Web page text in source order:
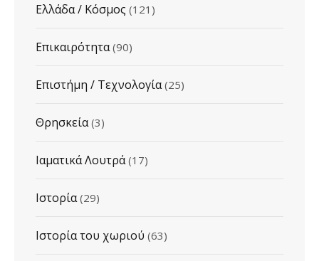
Ελλάδα / Κόσμος (121)
Επικαιρότητα (90)
Επιστήμη / Τεχνολογία (25)
Θρησκεία (3)
Ιαματικά Λουτρά (17)
Ιστορία (29)
Ιστορία του χωριού (63)